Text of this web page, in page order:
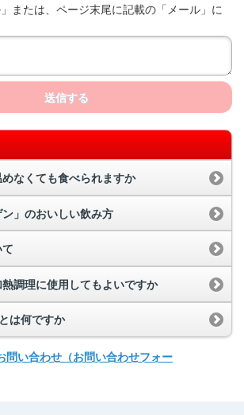
または、ページ末尾に記載の「メール」に
送信する
なくても食べられますか
ン」のおいしい飲み方
調理に使用してもよいですか
は何ですか
問い合わせ （お問い合わせフォー